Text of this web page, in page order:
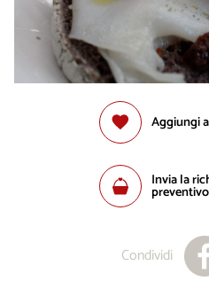
Aggiungi
Invia la
preventivo
Condividi